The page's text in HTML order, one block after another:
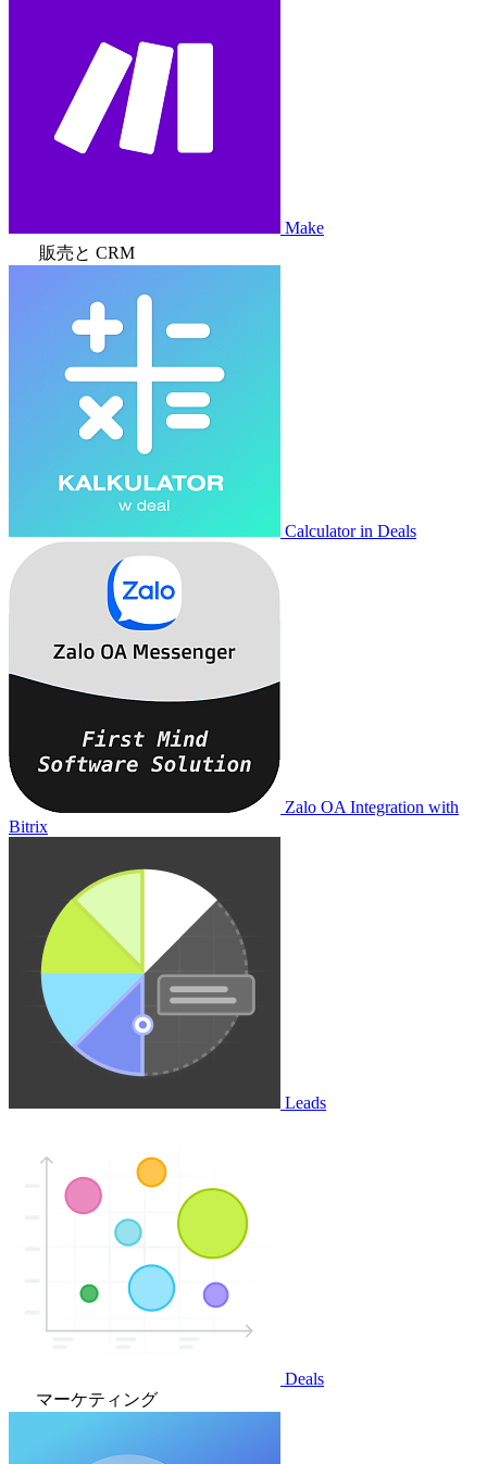
Make
販売と CRM
Calculator in Deals
Zalo OA Integration with
Bitrix
Leads
Deals
マーケティング